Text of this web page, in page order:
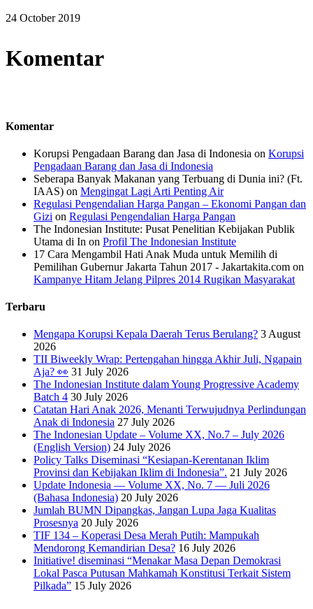
24 October 2019
Komentar
Komentar
Korupsi Pengadaan Barang dan Jasa di Indonesia on Korupsi
Pengadaan Barang dan Jasa di Indonesia
Seberapa Banyak Makanan yang Terbuang di Dunia ini? (Ft.
IAAS) on Mengingat Lagi Arti Penting Air
Regulasi Pengendalian Harga Pangan – Ekonomi Pangan dan
Gizi on Regulasi Pengendalian Harga Pangan
The Indonesian Institute: Pusat Penelitian Kebijakan Publik
Utama di In on Profil The Indonesian Institute
17 Cara Mengambil Hati Anak Muda untuk Memilih di
Pemilihan Gubernur Jakarta Tahun 2017 - Jakartakita.com on
Kampanye Hitam Jelang Pilpres 2014 Rugikan Masyarakat
Terbaru
Mengapa Korupsi Kepala Daerah Terus Berulang? 3 August
2026
TII Biweekly Wrap: Pertengahan hingga Akhir Juli, Ngapain
Aja? 👀 31 July 2026
The Indonesian Institute dalam Young Progressive Academy
Batch 4 30 July 2026
Catatan Hari Anak 2026, Menanti Terwujudnya Perlindungan
Anak di Indonesia 27 July 2026
The Indonesian Update – Volume XX, No.7 – July 2026
(English Version) 24 July 2026
Policy Talks Diseminasi “Kesiapan-Kerentanan Iklim
Provinsi dan Kebijakan Iklim di Indonesia”. 21 July 2026
Update Indonesia — Volume XX, No. 7 — Juli 2026
(Bahasa Indonesia) 20 July 2026
Jumlah BUMN Dipangkas, Jangan Lupa Jaga Kualitas
Prosesnya 20 July 2026
TIF 134 – Koperasi Desa Merah Putih: Mampukah
Mendorong Kemandirian Desa? 16 July 2026
Initiative! diseminasi “Menakar Masa Depan Demokrasi
Lokal Pasca Putusan Mahkamah Konstitusi Terkait Sistem
Pilkada” 15 July 2026